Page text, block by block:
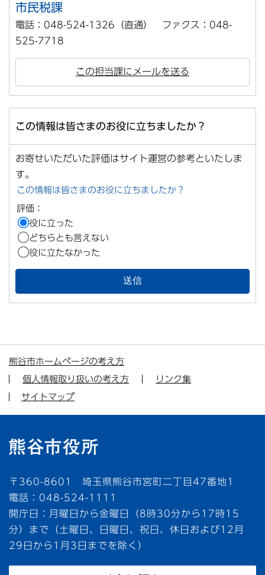
市民税課
電話：048-524-1326（直通） ファクス：048-
525-7718
この担当課にメールを送る
この情報は皆さまのお役に立ちましたか？
お寄せいただいた評価はサイト運営の参考といたしま
す。
この情報は皆さまのお役に立ちましたか？
評価：
役に立った
どちらとも言えない
役に立たなかった
熊谷市ホームページの考え方
個人情報取り扱いの考え方
リンク集
サイトマップ
〒360-8601 埼玉県熊谷市宮町二丁目47番地1
電話：048-524-1111
開庁日：月曜日から金曜日（8時30分から17時15
分）まで（土曜日、日曜日、祝日、休日および12月
29日から1月3日までを除く）